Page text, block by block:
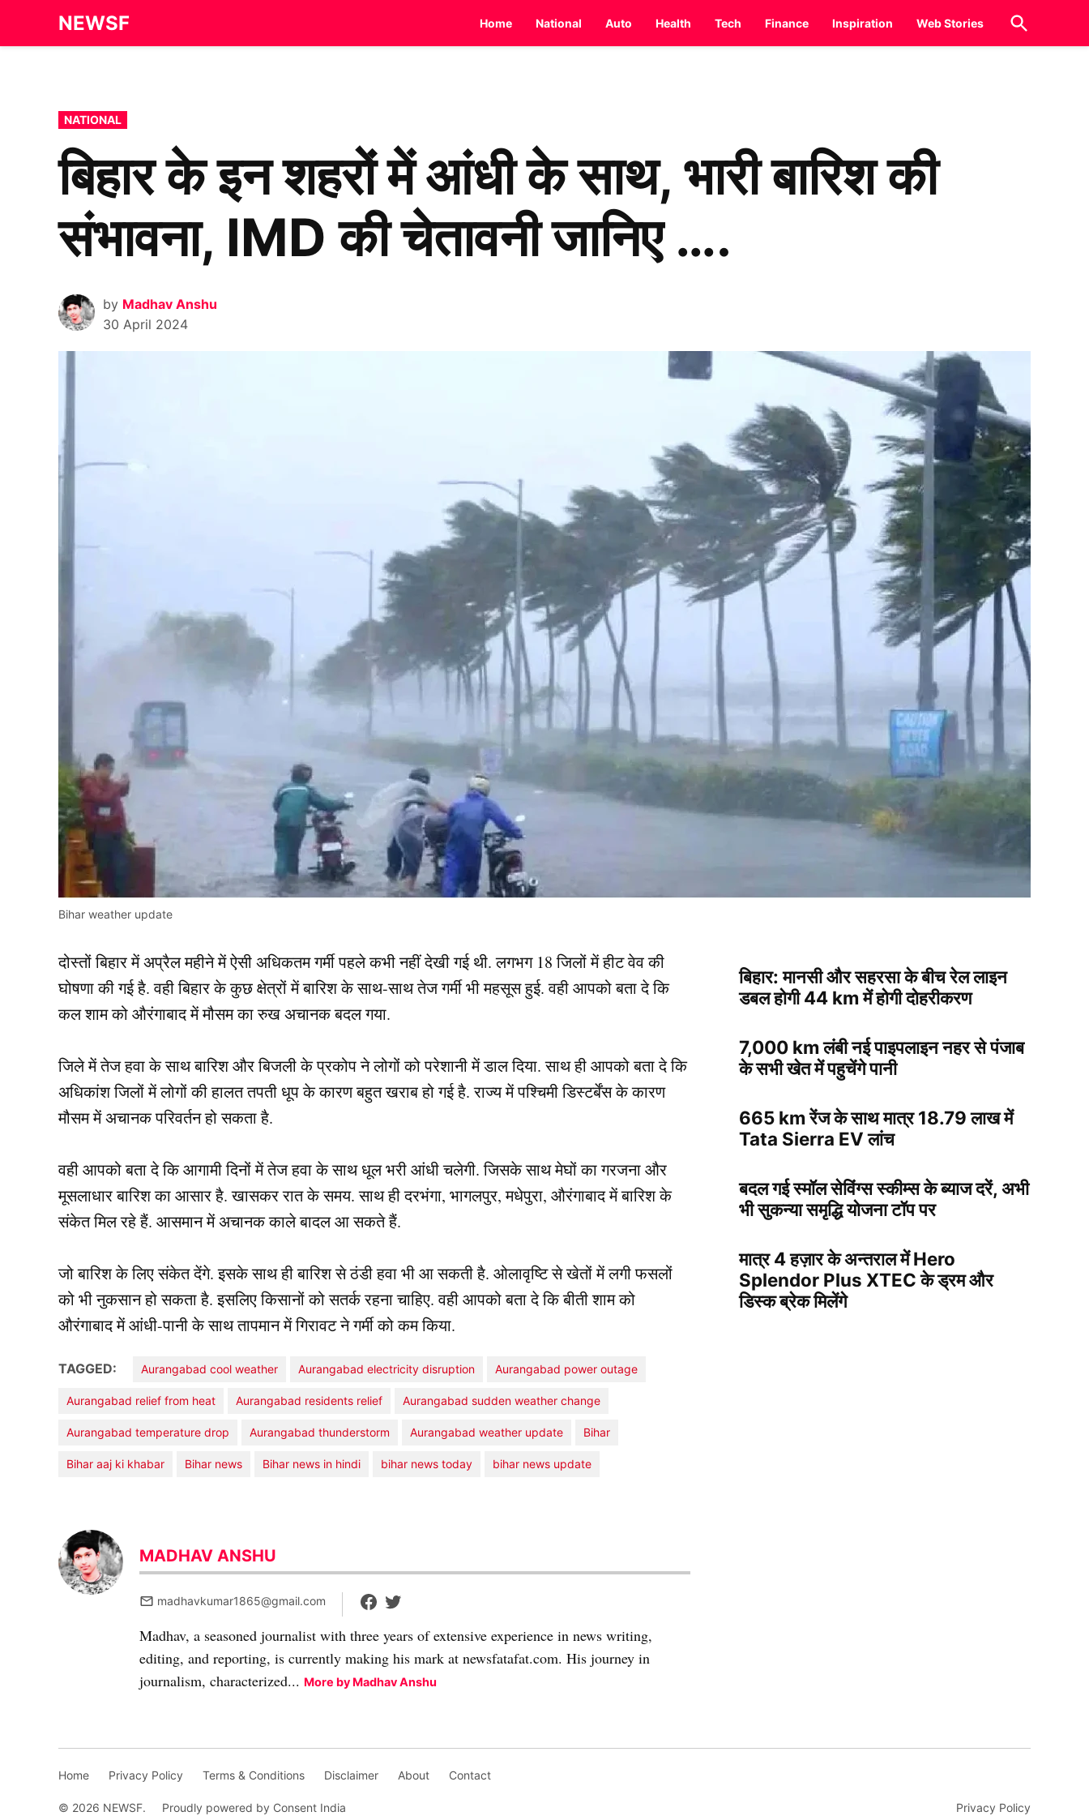
NEWSF Home National Auto Health Tech Finance Inspiration Web Stories
Open
Search
POSTED
IN
NATIONAL
बिहार के इन शहरों में आंधी के साथ, भारी बारिश की
संभावना, IMD की चेतावनी जानिए ….
by Madhav Anshu
30 April 2024
Bihar weather update
दोस्तों बिहार में अप्रैल महीने में ऐसी अधिकतम गर्मी पहले कभी नहीं देखी गई थी. लगभग 18 जिलों में हीट वेव की
घोषणा की गई है. वही बिहार के कुछ क्षेत्रों में बारिश के साथ-साथ तेज गर्मी भी महसूस हुई. वही आपको बता दे कि
कल शाम को औरंगाबाद में मौसम का रुख अचानक बदल गया.
जिले में तेज हवा के साथ बारिश और बिजली के प्रकोप ने लोगों को परेशानी में डाल दिया. साथ ही आपको बता दे कि
अधिकांश जिलों में लोगों की हालत तपती धूप के कारण बहुत खराब हो गई है. राज्य में पश्चिमी डिस्टर्बेंस के कारण
मौसम में अचानक परिवर्तन हो सकता है.
वही आपको बता दे कि आगामी दिनों में तेज हवा के साथ धूल भरी आंधी चलेगी. जिसके साथ मेघों का गरजना और
मूसलाधार बारिश का आसार है. खासकर रात के समय. साथ ही दरभंगा, भागलपुर, मधेपुरा, औरंगाबाद में बारिश के
संकेत मिल रहे हैं. आसमान में अचानक काले बादल आ सकते हैं.
जो बारिश के लिए संकेत देंगे. इसके साथ ही बारिश से ठंडी हवा भी आ सकती है. ओलावृष्टि से खेतों में लगी फसलों
को भी नुकसान हो सकता है. इसलिए किसानों को सतर्क रहना चाहिए. वही आपको बता दे कि बीती शाम को
औरंगाबाद में आंधी-पानी के साथ तापमान में गिरावट ने गर्मी को कम किया.
TAGGED: Aurangabad cool weather Aurangabad electricity disruption Aurangabad power outage
Aurangabad relief from heat Aurangabad residents relief Aurangabad sudden weather change
Aurangabad temperature drop Aurangabad thunderstorm Aurangabad weather update Bihar
Bihar aaj ki khabar Bihar news Bihar news in hindi bihar news today bihar news update
MADHAV ANSHU
madhavkumar1865@gmail.com
Madhav, a seasoned journalist with three years of extensive experience in news writing,
editing, and reporting, is currently making his mark at newsfatafat.com. His journey in
journalism, characterized... More by Madhav Anshu
बिहार: मानसी और सहरसा के बीच रेल लाइन
डबल होगी 44 km में होगी दोहरीकरण
7,000 km लंबी नई पाइपलाइन नहर से पंजाब
के सभी खेत में पहुचेंगे पानी
665 km रेंज के साथ मात्र 18.79 लाख में
Tata Sierra EV लांच
बदल गई स्मॉल सेविंग्स स्कीम्स के ब्याज दरें, अभी
भी सुकन्या समृद्धि योजना टॉप पर
मात्र 4 हज़ार के अन्तराल में Hero
Splendor Plus XTEC के ड्रम और
डिस्क ब्रेक मिलेंगे
Home Privacy Policy Terms & Conditions Disclaimer About Contact
© 2026 NEWSF. Proudly powered by Consent India Privacy Policy